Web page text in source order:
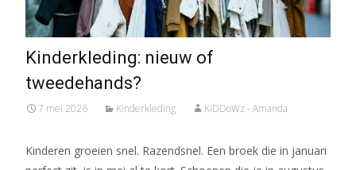
Kinderkleding: nieuw of
tweedehands?
7 mei 2026 Kinderkleding KiDDoWz - Amanda
Kinderen groeien snel. Razendsnel. Een broek die in januari